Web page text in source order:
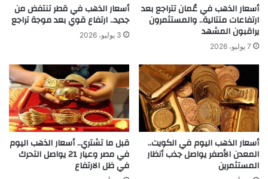
أسعار الذهب في عُمان تتراجع بعد
ارتفاعات متتالية.. والمستثمرون
يراقبون المشهد
7 يوليو، 2026
أسعار الذهب في قطر تنتفض من
جديد.. ارتفاع قوي بعد موجة تراجع
3 يوليو، 2026
أسعار الذهب اليوم في الكويت..
المعدن الأصفر يواصل جذب أنظار
المستثمرين
قبل ما تشتري.. أسعار الذهب اليوم
في مصر وعيار 21 يواصل التحرك
في ظل الارتفاع